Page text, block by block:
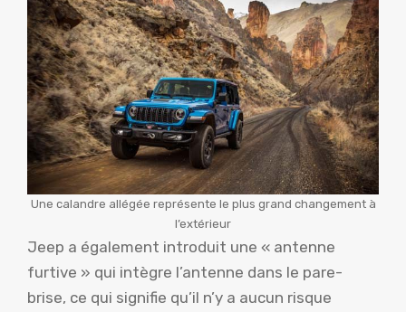
Une calandre allégée représente le plus grand changement à
l’extérieur
Jeep a également introduit une « antenne
furtive » qui intègre l’antenne dans le pare-
brise, ce qui signifie qu’il n’y a aucun risque